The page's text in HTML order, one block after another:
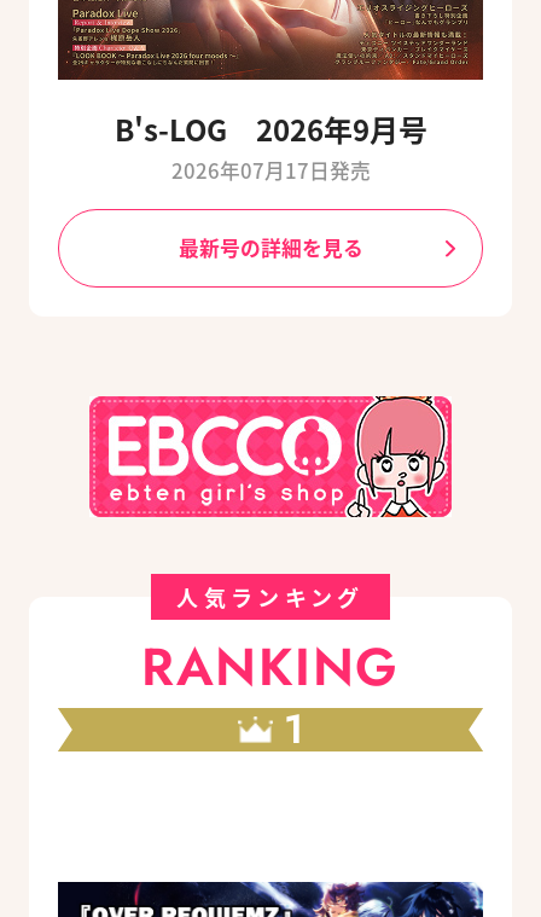
B's-LOG 2026年9月号
2026年07月17日発売
最新号の詳細を見る
人気ランキング
RANKING
1